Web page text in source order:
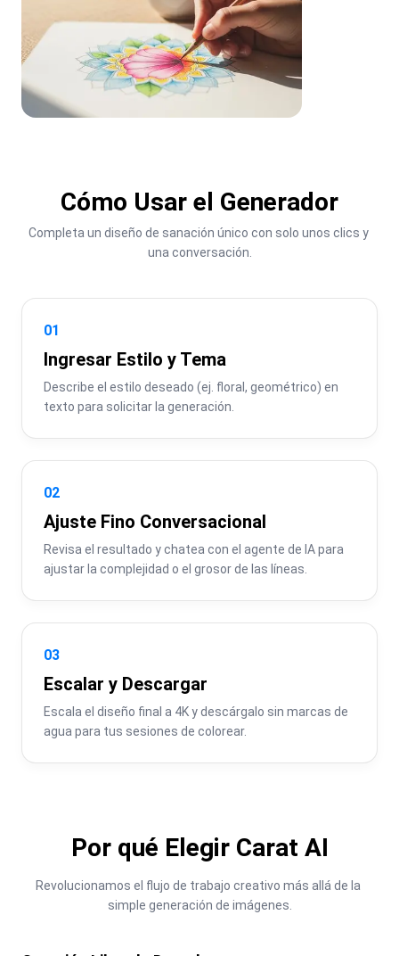
Cómo Usar el Generador
Completa un diseño de sanación único con solo unos clics y
una conversación.
01
Ingresar Estilo y Tema
Describe el estilo deseado (ej. floral, geométrico) en
texto para solicitar la generación.
02
Ajuste Fino Conversacional
Revisa el resultado y chatea con el agente de IA para
ajustar la complejidad o el grosor de las líneas.
03
Escalar y Descargar
Escala el diseño final a 4K y descárgalo sin marcas de
agua para tus sesiones de colorear.
Por qué Elegir Carat AI
Revolucionamos el flujo de trabajo creativo más allá de la
simple generación de imágenes.